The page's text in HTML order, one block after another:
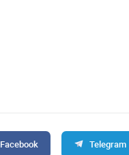
Facebook Telegram